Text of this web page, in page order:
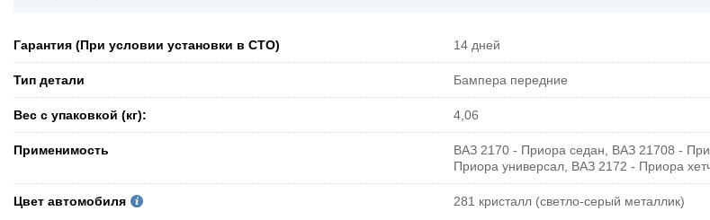
Гарантия (При условии установки в СТО) 14 дней
Тип детали Бампера передние
Вес с упаковкой (кг): 4,06
Применимость
ВАЗ 2170 - Приора седан, ВАЗ 21708 -
Приора универсал, ВАЗ 2172 - Приора
Цвет автомобиля 281 кристалл (светло-серый металлик)